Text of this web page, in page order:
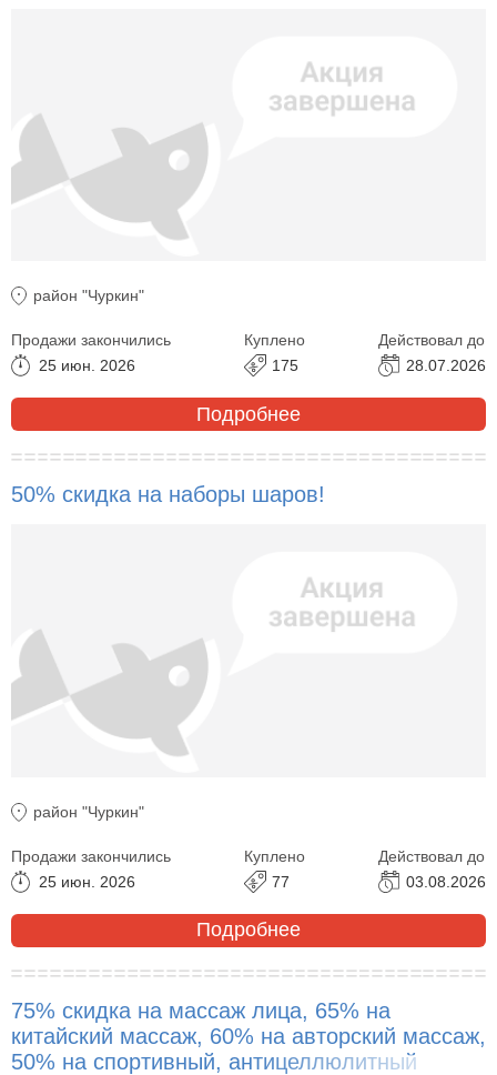
район "Чуркин"
Продажи закончились
25 июн. 2026
Куплено
175
Действовал до
28.07.2026
Подробнее
50% скидка на наборы шаров!
район "Чуркин"
Продажи закончились
25 июн. 2026
Куплено
77
Действовал до
03.08.2026
Подробнее
75% скидка на массаж лица, 65% на
китайский массаж, 60% на авторский массаж,
50% на спортивный, антицеллюлитный